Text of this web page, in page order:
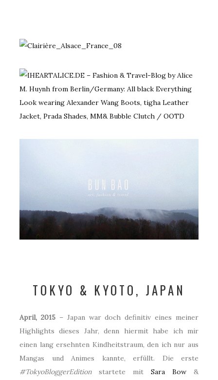
TOKYO & KYOTO, JAPAN
April, 2015 – Japan war doch definitiv eines meiner
Highlights dieses Jahr, denn hiermit habe ich mir
einen lang ersehnten Kindheitstraum, den ich nur aus
Mangas und Animes kannte, erfüllt. Die erste
#TokyoBloggerEditionstartete mit Sara Bow &